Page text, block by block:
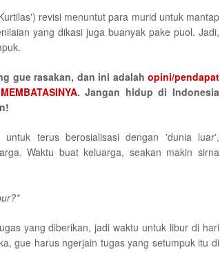
revisi menuntut para murid untuk mantap
yang dikasi juga buanyak pake puol. Jadi,
k.
gue rasakan, dan ini adalah opini/pendapat
. Jangan hidup di Indonesia
terus berosialisasi dengan 'dunia luar',
Waktu buat keluarga, seakan makin sirna
yang diberikan, jadi waktu untuk libur di hari
gue harus ngerjain tugas yang setumpuk itu di